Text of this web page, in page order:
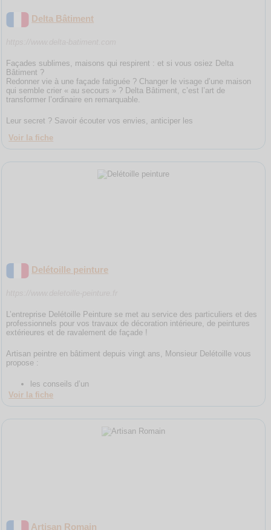
Delta Bâtiment
Façades sublimes, maisons qui respirent : et si vous osiez Delta
Bâtiment ?
Redonner vie à une façade fatiguée ? Changer le visage d’une maison
qui semble crier « au secours » ? Delta Bâtiment, c’est l’art de
transformer l’ordinaire en remarquable.
Leur secret ? Savoir écouter vos envies, anticiper les
Voir la fiche
Delétoille peinture
L’entreprise Delétoille Peinture se met au service des particuliers et des
professionnels pour vos travaux de décoration intérieure, de peintures
extérieures et de ravalement de façade !
Artisan peintre en bâtiment depuis vingt ans, Monsieur Delétoille vous
propose :
les conseils d’un
Voir la fiche
Artisan Romain